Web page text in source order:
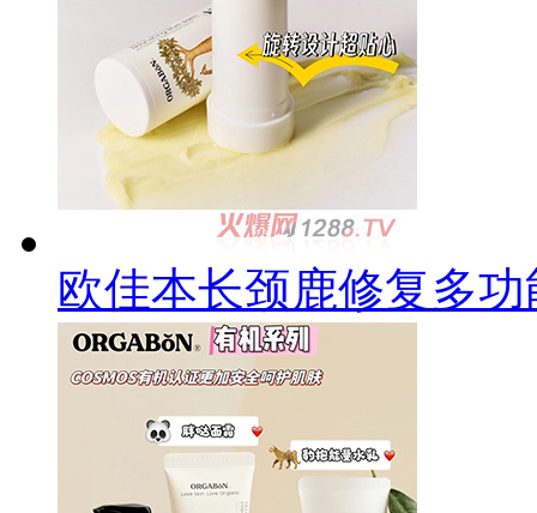
欧佳本长颈鹿修复多功